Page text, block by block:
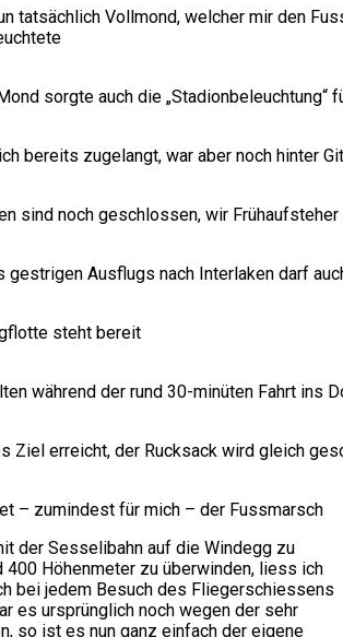
tatsächlich Vollmond, welcher mir den
sorgte auch die „Stadionbeleuchtung“
bereits zugelangt, war aber noch hinter
sind noch geschlossen, wir
gestrigen Ausflugs nach Interlaken darf
steht bereit
während der rund 30-minüten Fahrt ins
Ziel erreicht, der Rucksack wird gleich
– zumindest für mich – der Fussmarsch
der Sesselibahn auf die Windegg zu
400 Höhenmeter zu überwinden, liess ich
bei jedem Besuch des Fliegerschiessens
es ursprünglich noch wegen der sehr
so ist es nun ganz einfach der eigene